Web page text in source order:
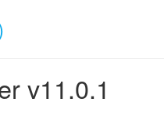
v11.0.1